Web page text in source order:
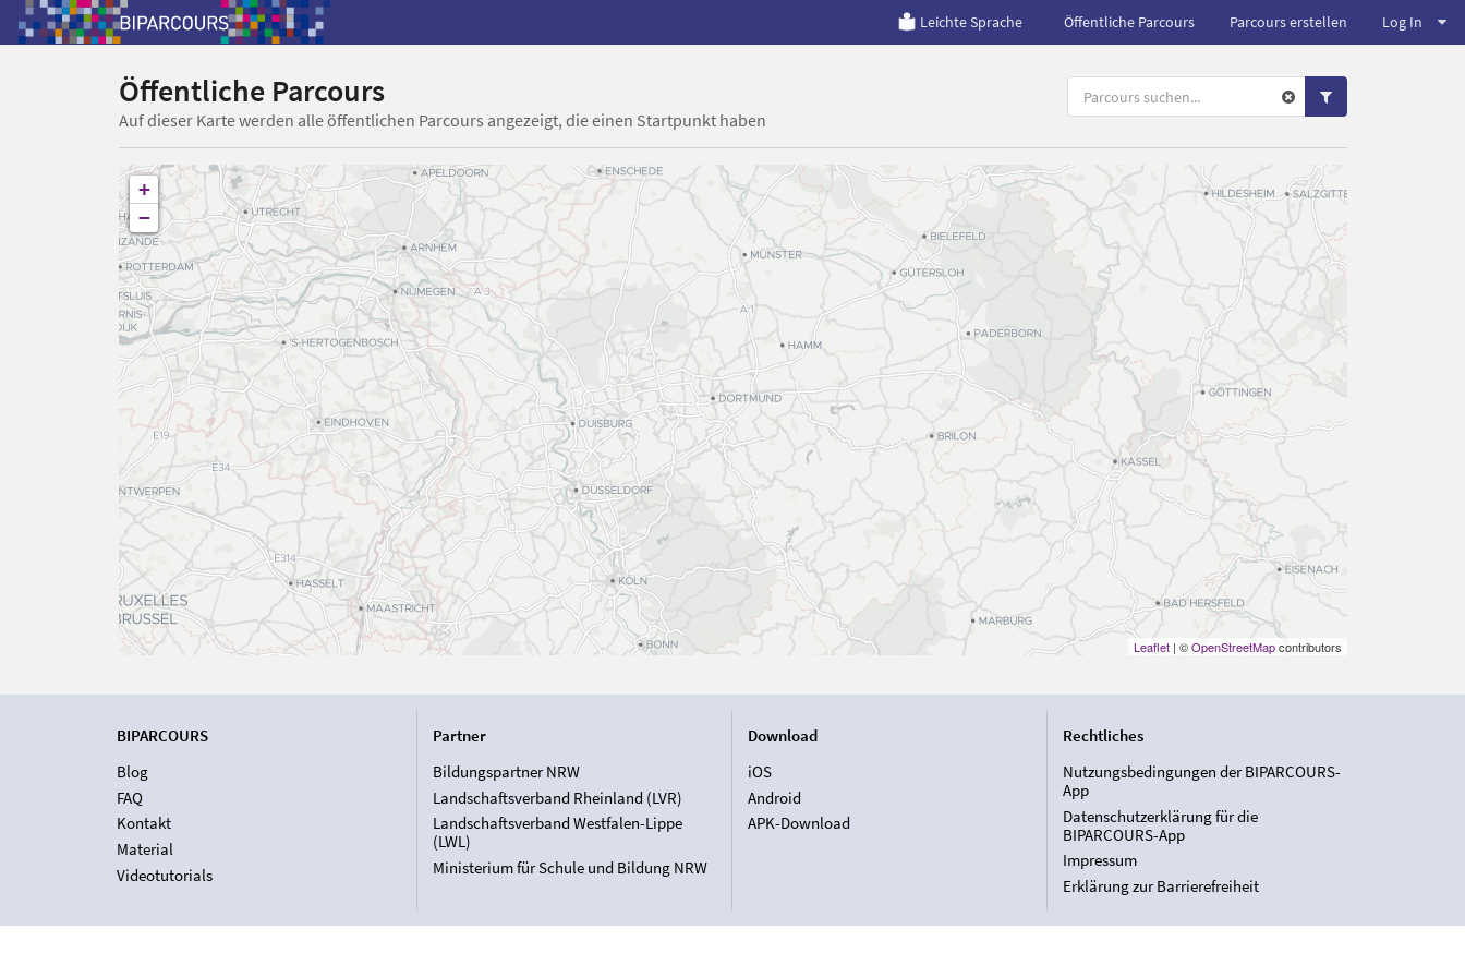
Leichte Sprache Öffentliche Parcours Parcours erstellen Log In
Öffentliche Parcours
Auf dieser Karte werden alle öffentlichen Parcours angezeigt, die einen Startpunkt haben
+
−
Leaflet| ©OpenStreetMapcontributors
BIPARCOURS
Blog
FAQ
Kontakt
Material
Videotutorials
Partner
Bildungspartner NRW
Landschaftsverband Rheinland (LVR)
Landschaftsverband Westfalen-Lippe
(LWL)
Ministerium für Schule und Bildung NRW
Download
iOS
Android
APK-Download
Rechtliches
Nutzungsbedingungen der BIPARCOURS-
App
Datenschutzerklärung für die
BIPARCOURS-App
Impressum
Erklärung zur Barrierefreiheit